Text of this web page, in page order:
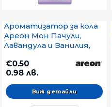
Ароматизатор за кола
Ареон Мон Пачули,
Лавандула и Ванилия,
€0.50
0.98 лв.
Виж детайли